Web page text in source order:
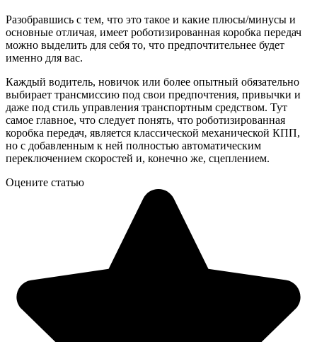
Разобравшись с тем, что это такое и какие плюсы/минусы и
основные отличая, имеет роботизированная коробка передач
можно выделить для себя то, что предпочтительнее будет
именно для вас.
Каждый водитель, новичок или более опытный обязательно
выбирает трансмиссию под свои предпочтения, привычки и
даже под стиль управления транспортным средством. Тут
самое главное, что следует понять, что роботизированная
коробка передач, является классической механической КПП,
но с добавленным к ней полностью автоматическим
переключением скоростей и, конечно же, сцеплением.
Оцените статью